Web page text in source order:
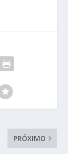
PRÓXIMO